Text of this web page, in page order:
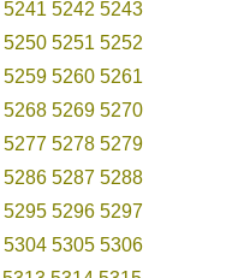
5241 5242 5243
5250 5251 5252
5259 5260 5261
5268 5269 5270
5277 5278 5279
5286 5287 5288
5295 5296 5297
5304 5305 5306